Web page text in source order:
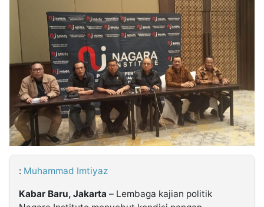
Partner
Insight
NTB
Suara
Time
Lens
IDN
Daily
Jogja
Jalan
Rakyat
Idealita
News
Kita
Notice
Dinamikapost.com
Radar
Baru
Seedbacklink
Follow
Kabarbaru
: Muhammad Imtiyaz
Kabar Baru, Jakarta – Lembaga kajian politik